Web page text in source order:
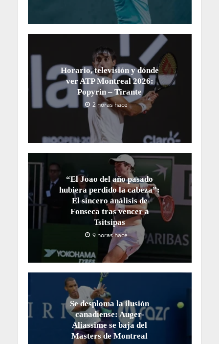
Horario, televisión y dónde
ver ATP Montreal 2026:
Popyrin – Tirante
2 horas hace
“El Joao del año pasado
hubiera perdido la cabeza”:
El sincero análisis de
Fonseca tras vencer a
Tsitsipas
9 horas hace
Se desploma la ilusión
canadiense: Auger-
Aliassime se baja del
Masters de Montreal